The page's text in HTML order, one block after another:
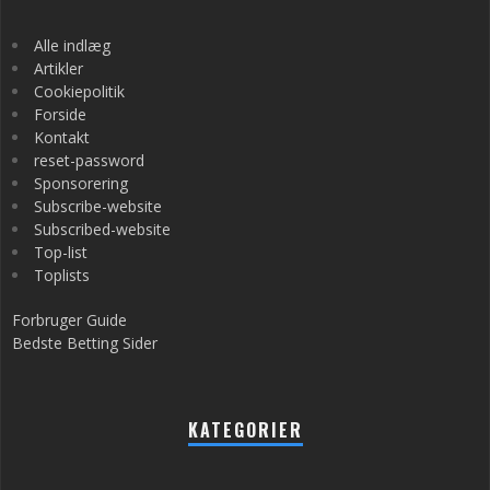
Alle indlæg
Artikler
Cookiepolitik
Forside
Kontakt
reset-password
Sponsorering
Subscribe-website
Subscribed-website
Top-list
Toplists
Forbruger Guide
Bedste Betting Sider
KATEGORIER